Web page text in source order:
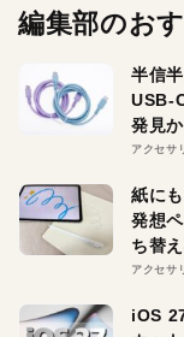
編集部のお
半信
USB-
発見か
アクセサ
紙に
発想
ち替
アクセサ
iOS